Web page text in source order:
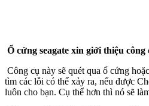
Ổ cứng seagate xin giới thiệu
Công cụ này sẽ quét qua ổ cứng
tìm các lỗi có thể xảy ra, nếu được
luôn cho bạn. Cụ thể hơn thì nó sẽ